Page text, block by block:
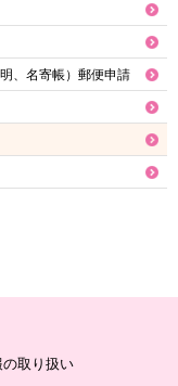
、名寄帳）郵便申請
取り扱い